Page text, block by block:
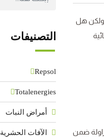
ولكن هل
ضمن
التصنيفات
Repsol
Totalenergies
أمراض النبات
الآفات الحشرية